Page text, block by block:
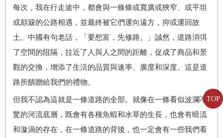
TOP
每次，我在行走途中，都會與一條條或寬廣或狹窄、或平坦
或顛簸的公路相遇，並最終被它們運向遠方，抑或運回故
土。中國有句老話，「要想富，先修路。」誠然，道路消弭
了空間的阻隔，拉近了人與人之間的距離，促成了商品和景
觀的交換，增添了生活的品質與速率、廣度和深度。這是道
路所饋贈給我們的禮物。
但我不認為這就是一條道路的全部。就像在一條看似波瀾不
驚的河流底層，既會有各種魚蝦和水草的生長，也會有暗流
和漩渦的存在，在一條道路的背後，也一定會有一些我們看